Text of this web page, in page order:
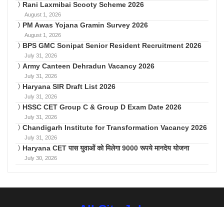
Rani Laxmibai Scooty Scheme 2026
August 1, 2026
PM Awas Yojana Gramin Survey 2026
August 1, 2026
BPS GMC Sonipat Senior Resident Recruitment 2026
July 31, 2026
Army Canteen Dehradun Vacancy 2026
July 31, 2026
Haryana SIR Draft List 2026
July 31, 2026
HSSC CET Group C & Group D Exam Date 2026
July 31, 2026
Chandigarh Institute for Transformation Vacancy 2026
July 31, 2026
Haryana CET पास युवाओं को मिलेगा 9000 रूपये मानदेय योजना
July 30, 2026